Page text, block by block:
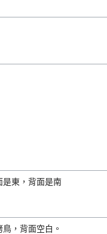
是東，背面是南
，背面空白。